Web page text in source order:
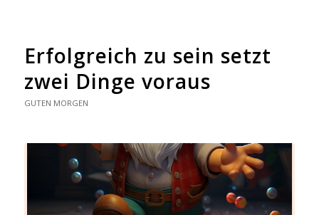
Erfolgreich zu sein setzt
zwei Dinge voraus
GUTEN MORGEN